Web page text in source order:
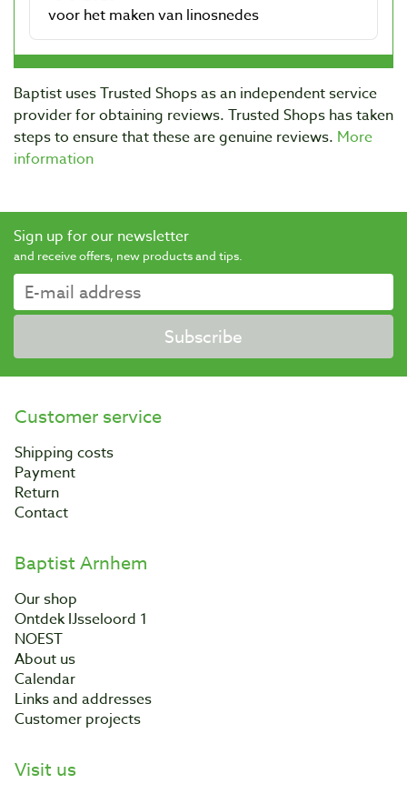
Baptist uses Trusted Shops as an independent service
provider for obtaining reviews. Trusted Shops has taken
steps to ensure that these are genuine reviews. More
information
Sign up for our newsletter
and receive offers, new products and tips.
Subscribe
Customer service
Shipping costs
Payment
Return
Contact
Baptist Arnhem
Our shop
Ontdek IJsseloord 1
NOEST
About us
Calendar
Links and addresses
Customer projects
Visit us